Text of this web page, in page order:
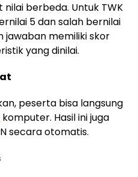
berbeda. Untuk TWK
5 dan salah bernilai
jawaban memiliki skor
yang dinilai.
peserta bisa langsung
komputer. Hasil ini juga
secara otomatis.